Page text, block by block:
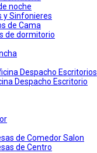
noche
y Sinfonieres
de Cama
de dormitorio
Despacho Escritorios
Despacho Escritorio
de Comedor Salon
de Centro